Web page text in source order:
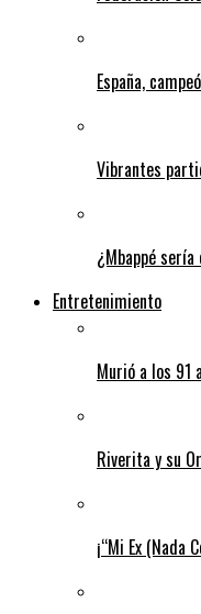
España,
Vibrantes
¿Mbappé
Entretenimiento
Murió a los 91
Riverita y su
¡“Mi Ex